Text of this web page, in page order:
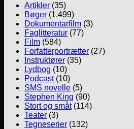
Artikler (35)
Bøger (1.499)
Dokumentarfilm (3)
Faglitteratur (77)
Film (584)
Forfatterportrætter (27)
Instruktører (35)
Lydbog (10)
Podcast(10)
SMS novelle (5)
Stephen King (90)
Stort og småt(114)
Teater (3)
Tegneserier (132)